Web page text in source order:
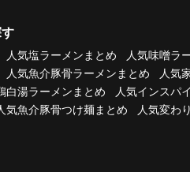
人気塩ラーメンまとめ
人気味噌ラ
人気魚介豚骨ラーメンまとめ
人気
白湯ラーメンまとめ
人気インスパ
気魚介豚骨つけ麺まとめ 人気変わ